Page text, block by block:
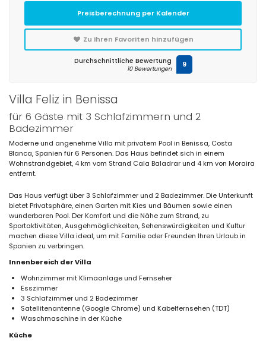
Villa Feliz in Benissa
für 6 Gäste mit 3 Schlafzimmern und 2
Badezimmer
Moderne und angenehme Villa mit privatem Pool in Benissa, Costa
Blanca, Spanien für 6 Personen. Das Haus befindet sich in einem
Wohnstrandgebiet, 4 km vom Strand Cala Baladrar und 4 km von Moraira
entfernt.
Das Haus verfügt über 3 Schlafzimmer und 2 Badezimmer. Die Unterkunft
bietet Privatsphäre, einen Garten mit Kies und Bäumen sowie einen
wunderbaren Pool. Der Komfort und die Nähe zum Strand, zu
Sportaktivitäten, Ausgehmöglichkeiten, Sehenswürdigkeiten und Kultur
machen diese Villa ideal, um mit Familie oder Freunden Ihren Urlaub in
Spanien zu verbringen.
Innenbereich der Villa
Wohnzimmer mit Klimaanlage und Fernseher
Esszimmer
3 Schlafzimmer und 2 Badezimmer
Satellitenantenne (Google Chrome) und Kabelfernsehen (TDT)
Waschmaschine in der Küche
Küche
Preisberechnung per Kalender
Zu Ihren Favoriten hinzufügen
Durchschnittliche Bewertung
10 Bewertungen 9